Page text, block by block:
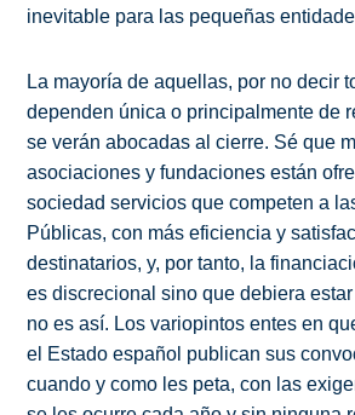
inevitable para las pequeñas
La mayoría de aquellas, por no decir
dependen única o principalmente de
se verán abocadas al cierre. Sé que
asociaciones y fundaciones están
sociedad servicios que competen a
Públicas, con más eficiencia y
destinatarios, y, por tanto, la
es discrecional sino que debiera
no es así. Los variopintos entes en
el Estado español publican sus
cuando y como les peta, con las